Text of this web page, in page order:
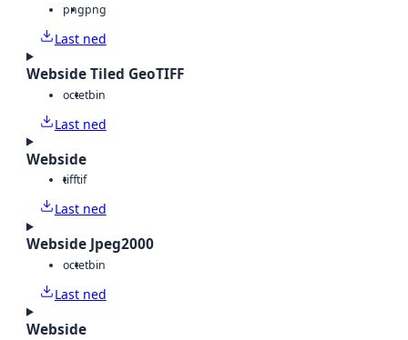
pngpng
Last ned
Webside Tiled GeoTIFF
octetbin
Last ned
Webside
tifftif
Last ned
Webside Jpeg2000
octetbin
Last ned
Webside